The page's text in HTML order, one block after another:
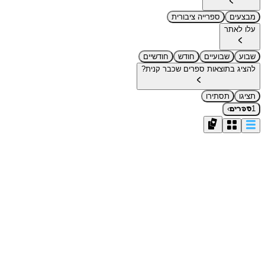
מבצעים
ספרייה ציבורית
עלו לאתר
שבוע שבועיים חודש
חודשיים
להציג בתוצאות ספרים שכבר קנית?
תציגו
תסתירו
1ספרים›